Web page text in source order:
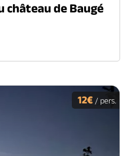
château de Baugé
12€ / pers.